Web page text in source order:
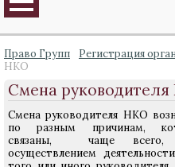
Право Групп Регистрация
НКО
Смена
Смена руководителя НКО
по разным причинам,
связаны, чаще
осуществлением